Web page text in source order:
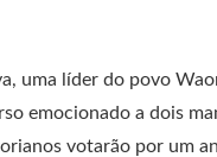
uma líder do povo
emocionado a dois
votarão por um